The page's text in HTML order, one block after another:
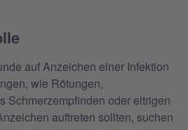
auf Anzeichen einer Infektion
wie Rötungen,
Schmerzempfinden oder eitrigen
auftreten sollten, suchen